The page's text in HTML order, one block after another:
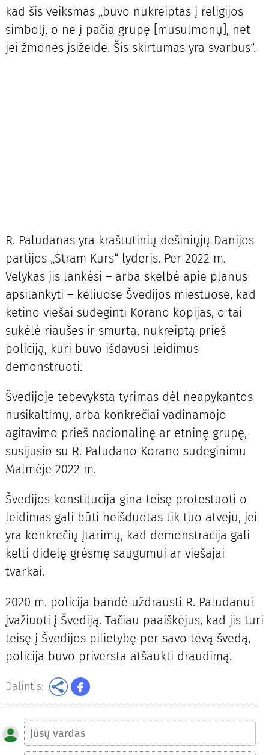
kad šis veiksmas „buvo nukreiptas į religijos
simbolį, o ne į pačią grupę [musulmonų], net
jei žmonės įsižeidė. Šis skirtumas yra svarbus“.
R. Paludanas yra kraštutinių dešiniųjų Danijos
partijos „Stram Kurs“ lyderis. Per 2022 m.
Velykas jis lankėsi – arba skelbė apie planus
apsilankyti – keliuose Švedijos miestuose, kad
ketino viešai sudeginti Korano kopijas, o tai
sukėlė riaušes ir smurtą, nukreiptą prieš
policiją, kuri buvo išdavusi leidimus
demonstruoti.
Švedijoje tebevyksta tyrimas dėl neapykantos
nusikaltimų, arba konkrečiai vadinamojo
agitavimo prieš nacionalinę ar etninę grupę,
susijusio su R. Paludano Korano sudeginimu
Malmėje 2022 m.
Švedijos konstitucija gina teisę protestuoti o
leidimas gali būti neišduotas tik tuo atveju, jei
yra konkrečių įtarimų, kad demonstracija gali
kelti didelę grėsmę saugumui ar viešajai
tvarkai.
2020 m. policija bandė uždrausti R. Paludanui
įvažiuoti į Švediją. Tačiau paaiškėjus, kad jis turi
teisę į Švedijos pilietybę per savo tėvą švedą,
policija buvo priversta atšaukti draudimą.
Dalintis: